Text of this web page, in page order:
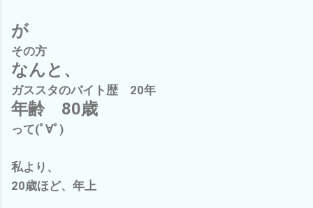
が
その方
なんと、
ガススタのバイト歴 20年
年齢 80歳
って(ﾟ∀ﾟ)
私より、
20歳ほど、年上